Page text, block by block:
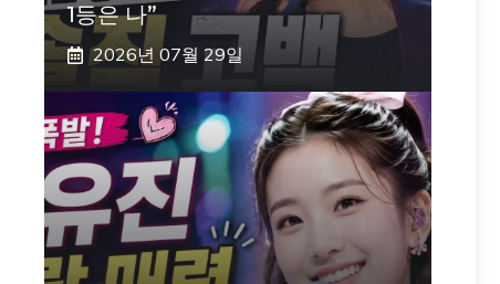
1등은 나”
2026년 07월 29일